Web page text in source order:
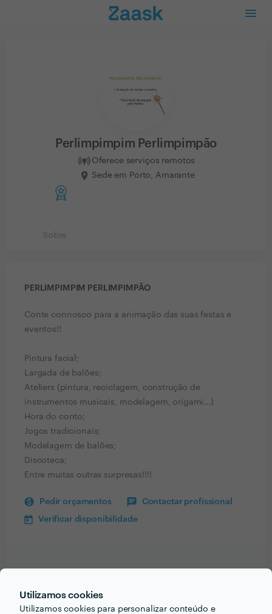
Utilizamos cookies
Utilizamos cookies para personalizar conteúdo e
Perlimpimpim Perlimpimpão
Oferece serviços remotos
Sede em Porto, Amarante
Sobre
PERLIMPIMPIM PERLIMPIMPÃO
Conte connosco para a animação das suas festas e
eventos!!
Pintura facial;
Largada de balões;
Ateliers (pintura, reciclagem, construção de
instrumentos musicais, modelagem, origami...)
Hora do conto;
Jogos tradicionais;
Modelagem de balões;
Discoteca;
Entre muitas outras surpresas!!!!
Pedir orçamentos Contactar profissional
Verificar disponibilidade
Endereço de e-mail